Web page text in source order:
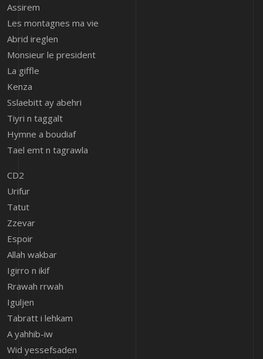
Assirem
Les montagnes ma vie
Abrid ireglen
Monsieur le president
La giffle
Kenza
Sslaebitt ay abehri
Tiyri n taggalt
Hymne a boudiaf
Tael emt n tagrawla
CD2
Urifur
Tatut
Zzevar
Espoir
Allah wakbar
Igirro n ikif
Rrawah rrwah
Iguljen
Tabratt i lehkam
A yahhib-iw
Wid yessefsaden